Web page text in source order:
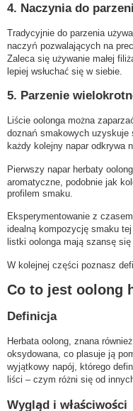
4. Naczynia do
Tradycyjnie do parzenia
naczyń pozwalających na
Zaleca się używanie małej
lepiej wsłuchać się w siebie.
5. Parzenie
Liście oolonga można
doznań smakowych uzyskuje
każdy kolejny napar odkrywa
Pierwszy napar herbaty
aromatyczne, podobnie jak
profilem smaku.
Eksperymentowanie z
idealną kompozycję smaku
listki oolonga mają szansę
W kolejnej części poznasz
Co to jest oolong
Definicja
Herbata oolong, znana
oksydowana, co plasuje ją
wyjątkowy napój, którego
liści – czym różni się od
Wygląd i właściwości